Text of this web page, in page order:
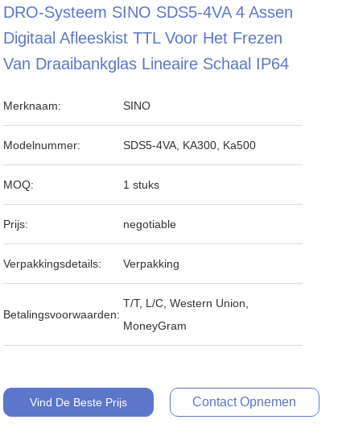
DRO-Systeem SINO SDS5-4VA 4 Assen
Digitaal Afleeskist TTL Voor Het Frezen
Van Draaibankglas Lineaire Schaal IP64
Merknaam: SINO
Modelnummer: SDS5-4VA, KA300, Ka500
MOQ: 1 stuks
Prijs: negotiable
Verpakkingsdetails: Verpakking
Betalingsvoorwaarden:
T/T, L/C, Western Union,
MoneyGram
Vind De Beste Prijs Contact Opnemen